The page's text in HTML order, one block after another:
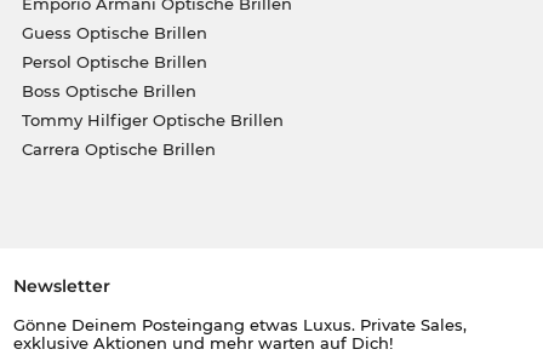
Emporio Armani Optische Brillen
Guess Optische Brillen
Persol Optische Brillen
Boss Optische Brillen
Tommy Hilfiger Optische Brillen
Carrera Optische Brillen
Newsletter
Gönne Deinem Posteingang etwas Luxus. Private Sales,
exklusive Aktionen und mehr warten auf Dich!